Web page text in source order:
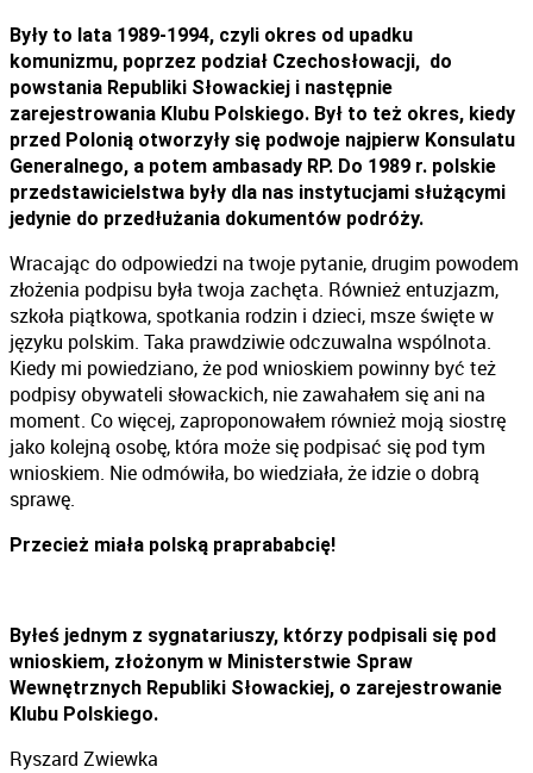
Były to lata 1989-1994, czyli okres od upadku
komunizmu, poprzez podział Czechosłowacji, do
powstania Republiki Słowackiej i następnie
zarejestrowania Klubu Polskiego. Był to też okres, kiedy
przed Polonią otworzyły się podwoje najpierw Konsulatu
Generalnego, a potem ambasady RP. Do 1989 r. polskie
przedstawicielstwa były dla nas instytucjami służącymi
jedynie do przedłużania dokumentów podróży.
Wracając do odpowiedzi na twoje pytanie, drugim powodem
złożenia podpisu była twoja zachęta. Również entuzjazm,
szkoła piątkowa, spotkania rodzin i dzieci, msze święte w
języku polskim. Taka prawdziwie odczuwalna wspólnota.
Kiedy mi powiedziano, że pod wnioskiem powinny być też
podpisy obywateli słowackich, nie zawahałem się ani na
moment. Co więcej, zaproponowałem również moją siostrę
jako kolejną osobę, która może się podpisać się pod tym
wnioskiem. Nie odmówiła, bo wiedziała, że idzie o dobrą
sprawę.
Przecież miała polską praprababcię!
Byłeś jednym z sygnatariuszy, którzy podpisali się pod
wnioskiem, złożonym w Ministerstwie Spraw
Wewnętrznych Republiki Słowackiej, o zarejestrowanie
Klubu Polskiego.
Ryszard Zwiewka